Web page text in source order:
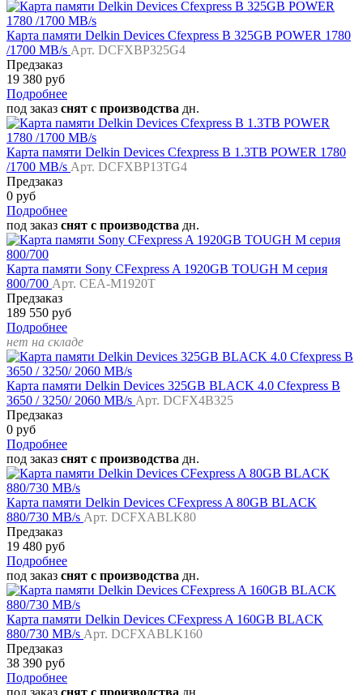
Карта памяти Delkin Devices Cfexpress B 325GB POWER 1780
/1700 MB/s Арт. DCFXBP325G4
Предзаказ
19 380 руб
Подробнее
под заказ снят с производства дн.
Карта памяти Delkin Devices Cfexpress B 1.3TB POWER 1780
/1700 MB/s Арт. DCFXBP13TG4
Предзаказ
0 руб
Подробнее
под заказ снят с производства дн.
Карта памяти Sony CFexpress A 1920GB TOUGH M серия
800/700 Арт. CEA-M1920T
Предзаказ
189 550 руб
Подробнее
нет на складе
Карта памяти Delkin Devices 325GB BLACK 4.0 Cfexpress B
3650 / 3250/ 2060 MB/s Арт. DCFX4B325
Предзаказ
0 руб
Подробнее
под заказ снят с производства дн.
Карта памяти Delkin Devices CFexpress A 80GB BLACK
880/730 MB/s Арт. DCFXABLK80
Предзаказ
19 480 руб
Подробнее
под заказ снят с производства дн.
Карта памяти Delkin Devices CFexpress A 160GB BLACK
880/730 MB/s Арт. DCFXABLK160
Предзаказ
38 390 руб
Подробнее
под заказ снят с производства дн.